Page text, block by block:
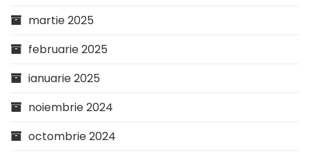
martie 2025
februarie 2025
ianuarie 2025
noiembrie 2024
octombrie 2024